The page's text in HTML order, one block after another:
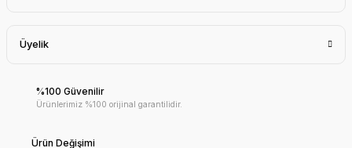
Üyelik
%100 Güvenilir
Ürünlerimiz %100 orijinal garantilidir.
Ürün Değişimi